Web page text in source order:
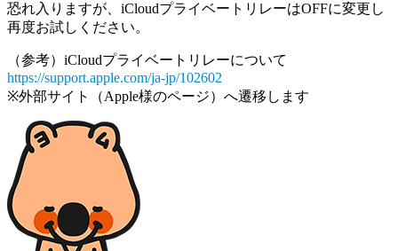
恐れ入りますが、iCloudプライベートリレーはOFFに変更し
再度お試しください。
（参考）iCloudプライベートリレーについて
https://support.apple.com/ja-jp/102602
※外部サイト（Apple様のページ）へ遷移します